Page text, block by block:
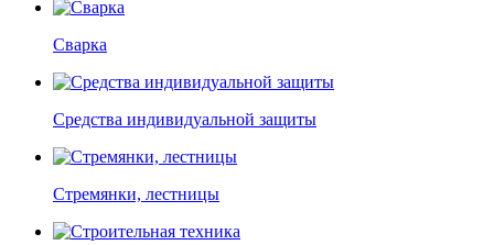
Сварка
Средства индивидуальной защиты
Стремянки, лестницы